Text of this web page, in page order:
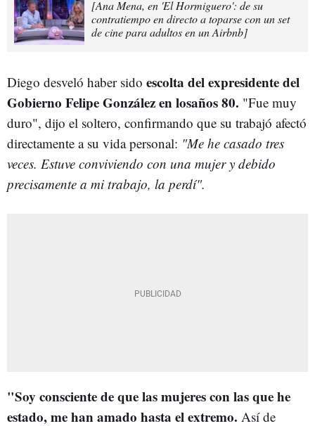
[Ana Mena, en 'El Hormiguero': de su
contratiempo en directo a toparse con un set
de cine para adultos en un Airbnb]
Diego desveló haber sido escolta del expresidente del
Gobierno Felipe González en losaños 80. "Fue muy
duro", dijo el soltero, confirmando que su trabajó afectó
directamente a su vida personal: "Me he casado tres
veces. Estuve conviviendo con una mujer y debido
precisamente a mi trabajo, la perdí".
"Soy consciente de que las mujeres con las que he
estado, me han amado hasta el extremo. Así de